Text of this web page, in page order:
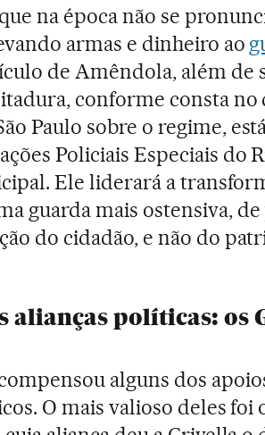
na época não se
armas e dinheiro ao
de Amêndola, além de
conforme consta no
Paulo sobre o regime,
Policiais Especiais do
Ele liderará a
guarda mais ostensiva,
do cidadão, e não do
alianças políticas: os
alguns dos
O mais valioso deles foi